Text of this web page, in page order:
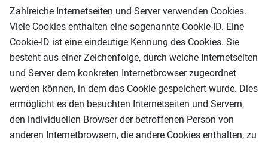
Zahlreiche Internetseiten und Server verwenden Cookies.
Viele Cookies enthalten eine sogenannte Cookie-ID. Eine
Cookie-ID ist eine eindeutige Kennung des Cookies. Sie
besteht aus einer Zeichenfolge, durch welche Internetseiten
und Server dem konkreten Internetbrowser zugeordnet
werden können, in dem das Cookie gespeichert wurde. Dies
ermöglicht es den besuchten Internetseiten und Servern,
den individuellen Browser der betroffenen Person von
anderen Internetbrowsern, die andere Cookies enthalten, zu